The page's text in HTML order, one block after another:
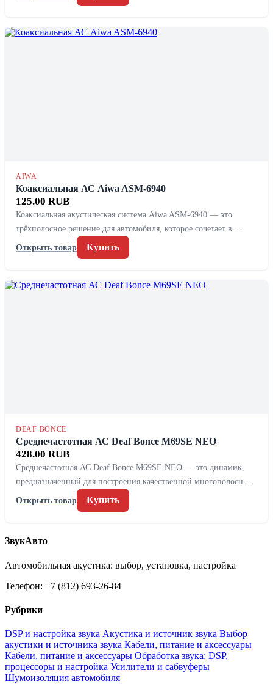
AIWA
Коаксиальная АС Aiwa ASM-6940
125.00 RUB
Коаксиальная акустическая система Aiwa ASM-6940 — это
трёхполосное решение для автомобиля, которое сочетает в …
Открыть товар
Купить
DEAF BONCE
Среднечастотная АС Deaf Bonce M69SE NEO
428.00 RUB
Среднечастотная АС Deaf Bonce M69SE NEO — это динамик,
предназначенный для построения качественной многополосн…
Открыть товар
Купить
ЗвукАвто
Автомобильная акустика: выбор, установка, настройка
Телефон: +7 (812) 693-26-84
Рубрики
DSP и настройка звука Акустика и источник звука Выбор
акустики и источника звука Кабели, питание и аксессуары
Кабели, питание и аксессуары Обработка звука: DSP,
процессоры и настройка Усилители и сабвуферы
Шумоизоляция автомобиля